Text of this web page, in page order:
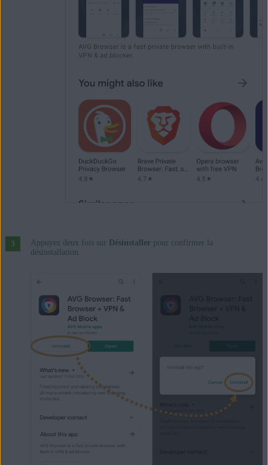
Appuyez deux fois sur Désinstallerpour confirmer la
désinstallation.